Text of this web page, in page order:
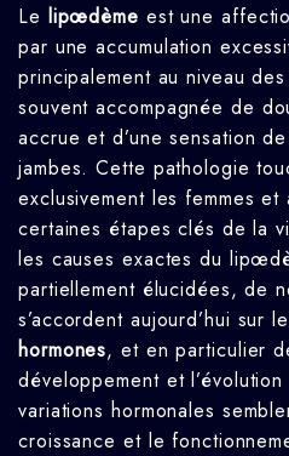
Le lipœdème est une
par une accumulation
principalement au niveau
souvent accompagnée de
accrue et d’une sensation
jambes. Cette pathologie
exclusivement les femmes
certaines étapes clés de la
les causes exactes du
partiellement élucidées, de
s’accordent aujourd’hui sur le
hormones, et en particulier
développement et
variations hormonales
croissance et le